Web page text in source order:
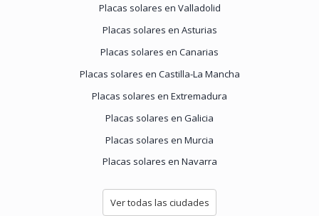
Placas solares en Valladolid
Placas solares en Asturias
Placas solares en Canarias
Placas solares en Castilla-La Mancha
Placas solares en Extremadura
Placas solares en Galicia
Placas solares en Murcia
Placas solares en Navarra
Ver todas las ciudades